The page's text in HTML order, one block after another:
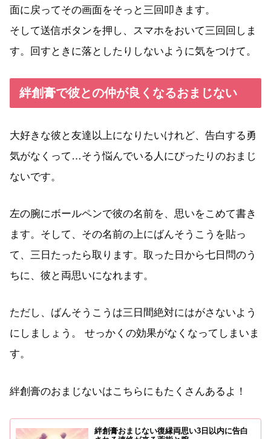
面に戻ってその画面をそっと三回叩きます。
そして送信ボタンを押し、スマホをおいて三回回しま
す。回すときに落としたりしないように気をつけて。
絆創膏で彼との仲が良くなるおまじない
大好きな彼と友達以上になりたいけれど、告白する勇
気がなくって…そう悩んでいる人にぴったりのおまじ
ないです。
左の腕にボールペンで彼の名前を、思いをこめて書き
ます。そして、その名前の上にばんそうこうを貼っ
て、三日たったら取ります。取った日から七日問のう
ちに、彼と両思いになれます。
ただし、ばんそうこうは三日間絶対にはがさないよう
にしましょう。 せっかくの効果がなくなってしまいま
す。
絆創膏のおまじないはこちらにもたくさんあるよ！
絆創膏おまじない復縁両思い3日以内に告白